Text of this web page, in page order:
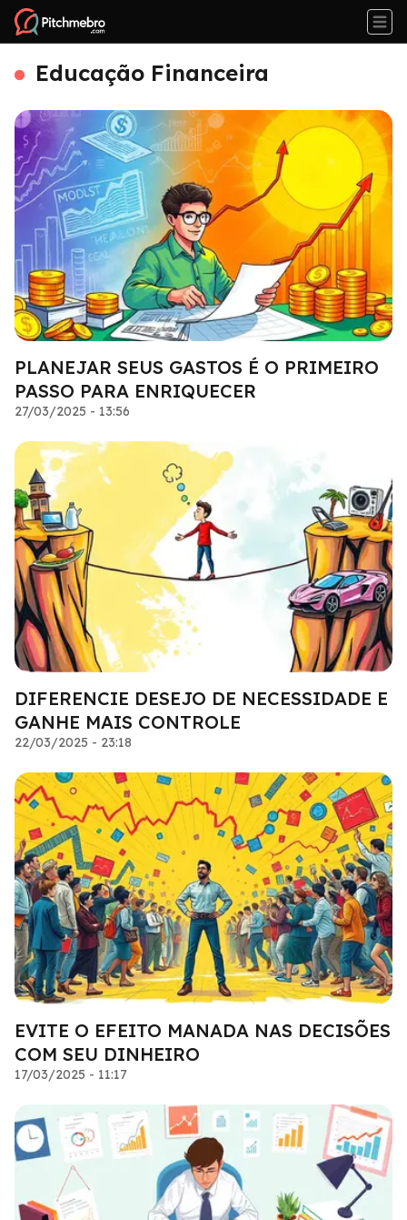
Educação Financeira
PLANEJAR SEUS GASTOS É O PRIMEIRO
PASSO PARA ENRIQUECER
27/03/2025 - 13:56
DIFERENCIE DESEJO DE NECESSIDADE E
GANHE MAIS CONTROLE
22/03/2025 - 23:18
EVITE O EFEITO MANADA NAS DECISÕES
COM SEU DINHEIRO
17/03/2025 - 11:17